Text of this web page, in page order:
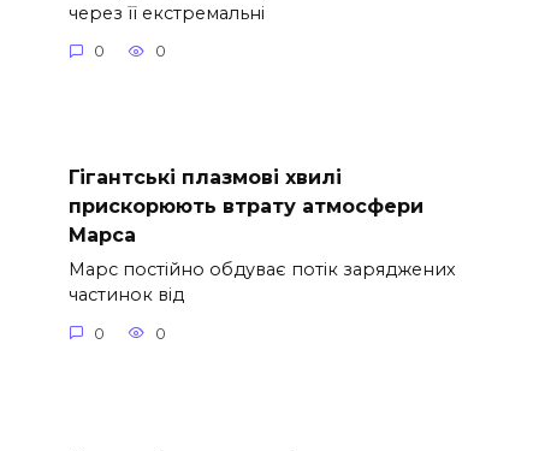
через її екстремальні
0 0
Гігантські плазмові хвилі
прискорюють втрату атмосфери
Марса
Марс постійно обдуває потік заряджених
частинок від
0 0